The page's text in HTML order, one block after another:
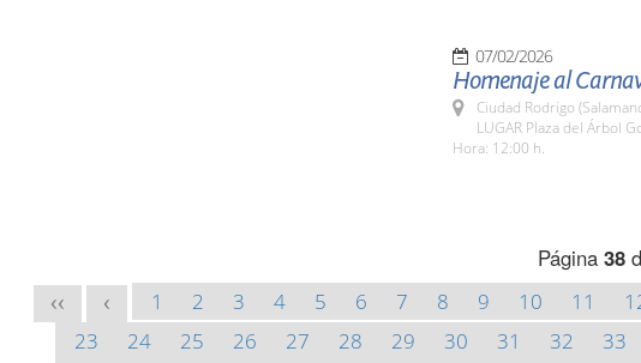
07/02/2026
Homenaje al
Ciudad Rodrigo
LUGAR Plaza del Árbol
Hora: 12:00 h.
Página 38
<< < 1 2 3 4 5 6 7 8 9 10 11
23
24 25 26 27 28 29 30 31 32 33